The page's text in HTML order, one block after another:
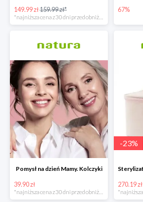
149.99 zł159.99 zł* 67%
Pomysł na dzień Mamy. Kolczyki
39.90 zł
-23%
270.19 zł